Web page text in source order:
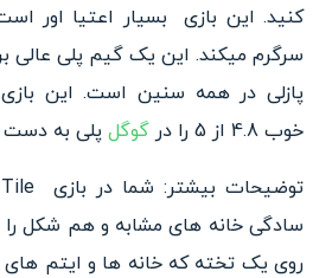
کنید. این بازی بسیار اعتیا اور
سرگرم میکند. این یک گیم پلی عالی
خوب 4.8 از 5 را در
گوگل پلی به دست
سادگی خانه های مشابه و هم شکل
روی یک تخته که خانه ها و ایتم های